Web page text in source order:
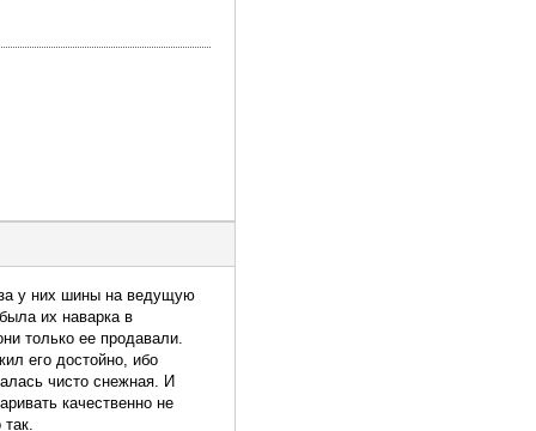
у них шины на ведущую
их наварка в
только ее продавали.
его достойно, ибо
чисто снежная. И
качественно не